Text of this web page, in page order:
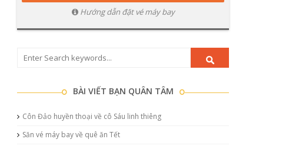
Hướng dẫn đặt vé máy bay
BÀI VIẾT BẠN QUÂN TÂM
Côn Đảo huyền thoại về cô Sáu linh thiêng
Săn vé máy bay về quê ăn Tết